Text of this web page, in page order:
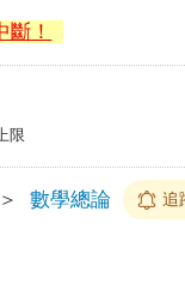
！
限
＞ 數學總論 追